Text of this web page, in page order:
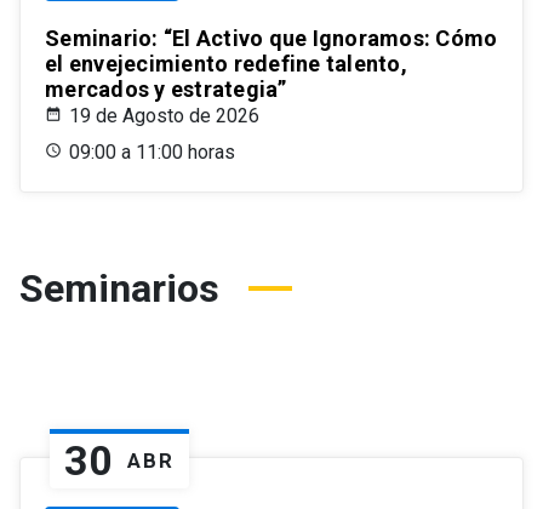
Seminario: “El Activo que Ignoramos: Cómo
el envejecimiento redefine talento,
mercados y estrategia”
19 de Agosto de 2026
09:00 a 11:00 horas
Seminarios
30 ABR